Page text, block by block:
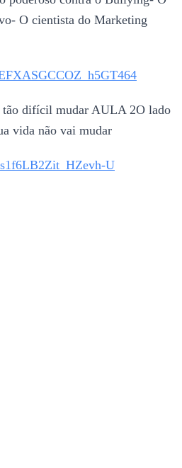
O cientista do Marketing
tão difícil mudar AULA 2O lado
vida não vai mudar
U